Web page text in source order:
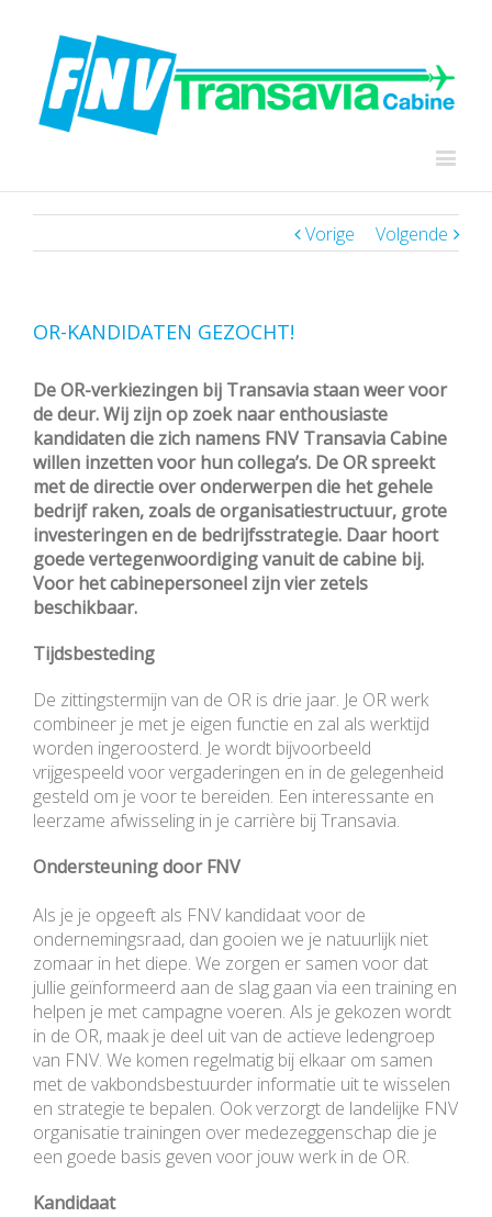
Vorige Volgende
OR-KANDIDATEN GEZOCHT!
De OR-verkiezingen bij Transavia staan weer voor
de deur. Wij zijn op zoek naar enthousiaste
kandidaten die zich namens FNV Transavia Cabine
willen inzetten voor hun collega’s. De OR spreekt
met de directie over onderwerpen die het gehele
bedrijf raken, zoals de organisatiestructuur, grote
investeringen en de bedrijfsstrategie. Daar hoort
goede vertegenwoordiging vanuit de cabine bij.
Voor het cabinepersoneel zijn vier zetels
beschikbaar.
Tijdsbesteding
De zittingstermijn van de OR is drie jaar. Je OR werk
combineer je met je eigen functie en zal als werktijd
worden ingeroosterd. Je wordt bijvoorbeeld
vrijgespeeld voor vergaderingen en in de gelegenheid
gesteld om je voor te bereiden. Een interessante en
leerzame afwisseling in je carrière bij Transavia.
Ondersteuning door FNV
Als je je opgeeft als FNV kandidaat voor de
ondernemingsraad, dan gooien we je natuurlijk niet
zomaar in het diepe. We zorgen er samen voor dat
jullie geïnformeerd aan de slag gaan via een training en
helpen je met campagne voeren. Als je gekozen wordt
in de OR, maak je deel uit van de actieve ledengroep
van FNV. We komen regelmatig bij elkaar om samen
met de vakbondsbestuurder informatie uit te wisselen
en strategie te bepalen. Ook verzorgt de landelijke FNV
organisatie trainingen over medezeggenschap die je
een goede basis geven voor jouw werk in de OR.
Kandidaat